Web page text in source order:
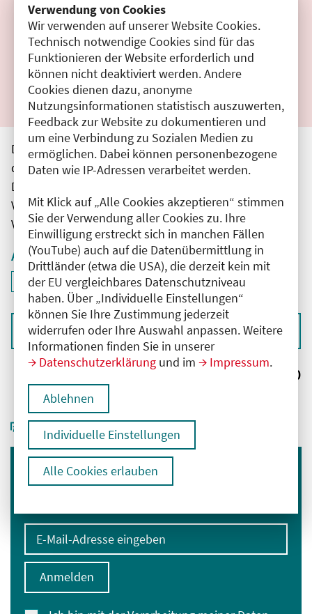
Verwendung von Cookies
Wir verwenden auf unserer Website Cookies.
Technisch notwendige Cookies sind für das
Funktionieren der Website erforderlich und
können nicht deaktiviert werden. Andere
Cookies dienen dazu, anonyme
Nutzungsinformationen statistisch auszuwerten,
Feedback zur Website zu dokumentieren und
um eine Verbindung zu Sozialen Medien zu
ermöglichen. Dabei können personenbezogene
Daten wie IP-Adressen verarbeitet werden.
Mit Klick auf „Alle Cookies akzeptieren“ stimmen
Sie der Verwendung aller Cookies zu. Ihre
Einwilligung erstreckt sich in manchen Fällen
(YouTube) auch auf die Datenübermittlung in
Drittländer (etwa die USA), die derzeit kein mit
der EU vergleichbares Datenschutzniveau
haben. Über „Individuelle Einstellungen“
können Sie Ihre Zustimmung jederzeit
widerrufen oder Ihre Auswahl anpassen. Weitere
Informationen finden Sie in unserer
Datenschutzerklärung und im Impressum.
Ablehnen
Individuelle Einstellungen
Alle Cookies erlauben
Filter zurücksetzen
Ergebnisse drucken
Die hier aufgeführten Veranstaltungen entsprechen
den unmittelbar vom Veranstalter getätigten Angaben.
Die Ärztekammer Berlin übernimmt keine
Verantwortung für den Inhalt, die Haftung obliegt dem
Veranstalter.
Aktive Filter
Filter
ID: ANT-2503522
deaktivieren und Suchergebnisse neu laden
Sortieren nach
Ergebnisse: 0
Immer informiert bleiben
E-Mail-Adresse eingeben
Anmelden